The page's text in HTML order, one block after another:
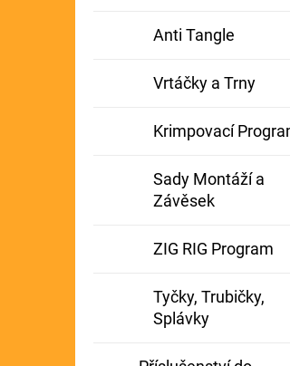
Anti Tangle
Vrtáčky a Trny
Krimpovací
Sady Montáží a
Závěsek
ZIG RIG Program
Tyčky, Trubičky,
Splávky